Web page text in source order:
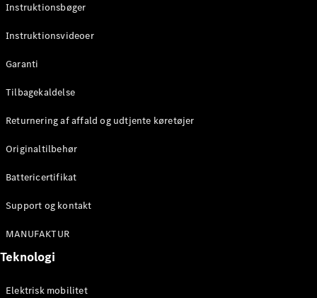
Instruktionsbøger
Instruktionsvideoer
Garanti
Tilbagekaldelse
Returnering af affald og udtjente køretøjer
Originaltilbehør
Battericertifikat
Support og kontakt
MANUFAKTUR
Teknologi
Elektrisk mobilitet